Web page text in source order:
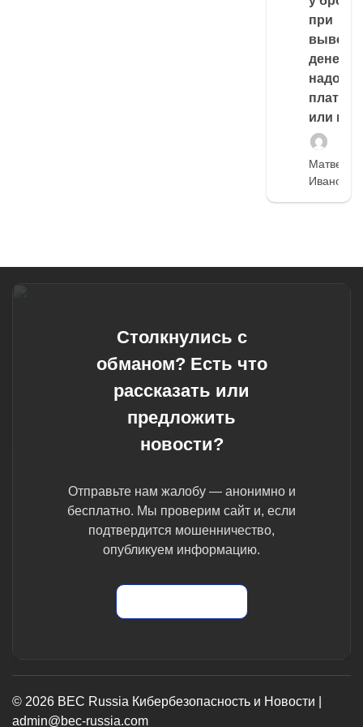
при
выводе
денег,
надо
платить
или
Матвей
Иванов
Столкнулись с
обманом? Есть что
рассказать или
предложить
новости?
Отправьте нам жалобу — анонимно и
бесплатно. Мы проверим сайт и, если
подтвердится мошенничество,
опубликуем информацию.
© 2026 BEC Russia Кибербезопасность и Новости |
admin@bec-russia.com